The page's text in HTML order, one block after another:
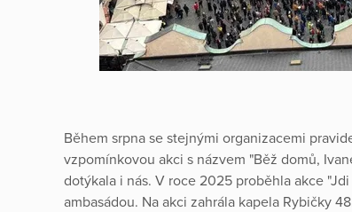
Během srpna se stejnými organizacemi
vzpomínkovou akci s názvem "Běž domů,
dotýkala i nás. V roce 2025 proběhla akce
ambasádou. Na akci zahrála kapela Rybičky